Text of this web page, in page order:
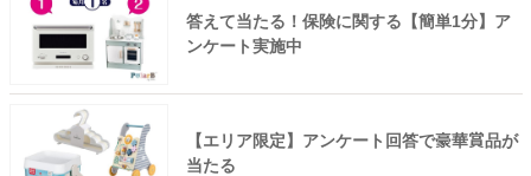
答えて当たる！保険に関する【簡単1分】ア
ンケート実施中
【エリア限定】アンケート回答で豪華賞品が
当たる